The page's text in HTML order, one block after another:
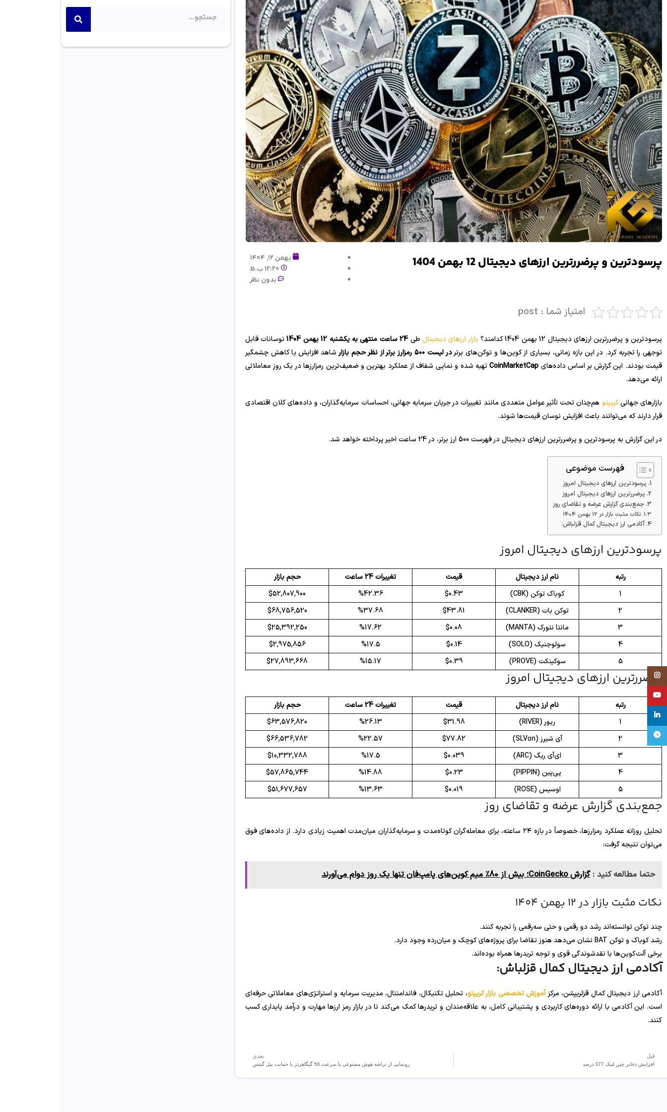
‌‏پرسودترین و پرضررترین ارزهای دیجیتال 12 بهمن 1404
بهمن 12, 1404
12:20 ب.ظ
بدون نظر
امتیاز شما : post
‌‏پرسودترین و پرضررترین ارزهای دیجیتال 12 بهمن 1404 کدامند؟ بازار ارزهای دیجیتال طی 24 ساعت منتهی به یکشنبه 12 بهمن 1404
نوسانات قابل
توجهی را تجربه کرد. در این بازه زمانی، بسیاری از کوین‌ها و توکن‌های برتردر لیست ۵۰۰ رمزارز برتر از نظر حجم بازار
شاهد افزایش یا کاهش چشمگیر
قیمت بودند. این گزارش بر اساس داده‌های CoinMarketCapتهیه شده و نمایی شفاف از عملکرد بهترین و ضعیف‌ترین رمزارزها در یک روز معاملاتی
ارائه می‌دهد.
بازارهای جهانیکریپتو هم‌چنان تحت تأثیر عوامل متعددی مانند تغییرات در جریان سرمایه جهانی، احساسات سرمایه‌گذاران، و داده‌های کلان اقتصادی
قرار دارند که می‌توانند باعث افزایش نوسان قیمت‌ها شوند.
در این گزارش به ‏پرسودترین و پرضررترین ارزهای دیجیتال در فهرست 500 ارز برتر، در 24 ساعت اخیر پرداخته خواهد شد.
فهرست موضوعی
پرسودترین ارزهای دیجیتال امروز
پرضررترین ارزهای دیجیتال امروز
جمع‌بندی گزارش عرضه و تقاضای روز
نکات مثبت بازار در 12 بهمن 1404
آکادمی ارز دیجیتال کمال قزلباش:
پرسودترین ارزهای دیجیتال امروز
رتبه نام ارز دیجیتال قیمت تغییرات 24 ساعت
حجم بازار
1
کوباک توکن (CBK) $0.43
%42.36
$52,807,900
2
توکن بات (CLANKER) $43.81
%37.68
$68,756,520
3
مانتا نتورک (MANTA) $0.08
%17.62
$25,392,250
4
سولوجنیک (SOLO) $0.14
%17.5
$2,975,856
5
سوکینکت (PROVE) $0.39
%15.17
$27,893,668
پرضررترین ارزهای دیجیتال امروز
رتبه نام ارز دیجیتال قیمت تغییرات 24 ساعت
حجم بازار
1
ریور (RIVER) $31.98
%26.13
$63,576,820
2
آی شیرز (SLVon) $77.82
%22.57
$66,536,782
3
ای‌آی ریگ (ARC) $0.039
%17.5
$10,332,788
4
پی‌پین (PIPPIN) $0.23
%14.88
$57,865,744
5
اوسیس (ROSE) $0.019
%13.63
$51,677,657
جمع‌بندی گزارش عرضه و تقاضای روز
تحلیل روزانه عملکرد رمزارزها، خصوصاً در بازه ۲۴ ساعته، برای معامله‌گران کوتاه‌مدت و سرمایه‌گذاران میان‌مدت اهمیت زیادی دارد. از داده‌های فوق
می‌توان نتیجه گرفت:
حتما مطالعه کنید : گزارش CoinGecko؛ بیش از 80٪ میم کوین‌های پامپ‌فان تنها یک روز دوام می‌آورند
نکات مثبت بازار در 12 بهمن 1404
چند توکن توانسته‌اند رشد دو رقمی و حتی سه‌رقمی را تجربه کنند.
رشد کوباک و توکن BAT نشان می‌دهد هنوز تقاضا برای پروژه‌های کوچک و میان‌رده وجود دارد.
برخی آلت‌کوین‌ها با نقدشوندگی قوی و توجه تریدرها همراه بوده‌اند.
آکادمی ارز دیجیتال کمال قزلباش:
آکادمی ارز دیجیتال کمال قزلریپشن، مرکز آموزش تخصصی بازار کریپتو، تحلیل تکنیکال، فاندامنتال، مدیریت سرمایه و استراتژی‌های معاملاتی حرفه‌ای
است. این آکادمی با ارائه دوره‌های کاربردی و پشتیبانی کامل، به علاقه‌مندان و تریدرها کمک می‌کند تا در بازار رمز ارزها مهارت و درآمد پایداری کسب
کنند.
قبل
افزایش ذخایر چین ‌لینک 377 درصد
بعدی
رونمایی از تراشه هوش مصنوعی با سرعت 56 گیگاهرتز با حمایت بیل گیتس
Instagram
YouTube
linkedin